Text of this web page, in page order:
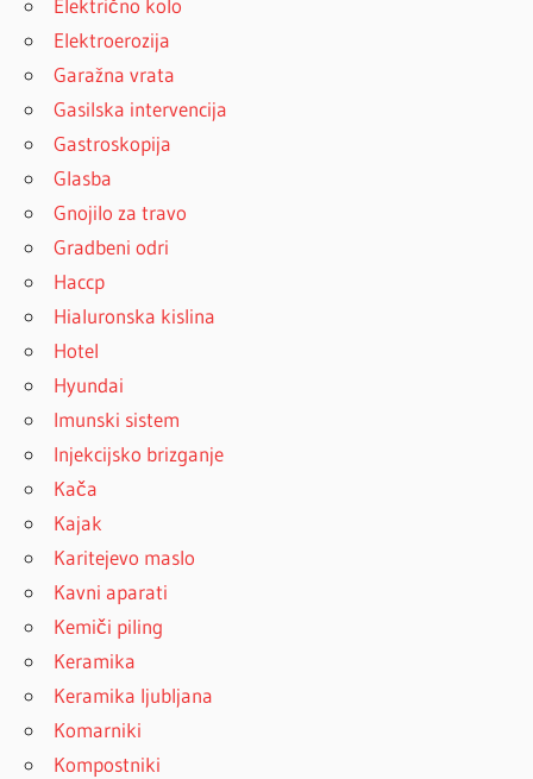
Električno kolo
Elektroerozija
Garažna vrata
Gasilska intervencija
Gastroskopija
Glasba
Gnojilo za travo
Gradbeni odri
Haccp
Hialuronska kislina
Hotel
Hyundai
Imunski sistem
Injekcijsko brizganje
Kača
Kajak
Karitejevo maslo
Kavni aparati
Kemiči piling
Keramika
Keramika ljubljana
Komarniki
Kompostniki